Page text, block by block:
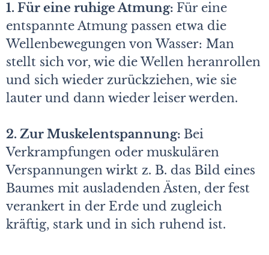
1. Für eine ruhige Atmung: Für eine
entspannte Atmung passen etwa die
Wellenbewegungen von Wasser: Man
stellt sich vor, wie die Wellen heranrollen
und sich wieder zurückziehen, wie sie
lauter und dann wieder leiser werden.
2. Zur Muskelentspannung: Bei
Verkrampfungen oder muskulären
Verspannungen wirkt z. B. das Bild eines
Baumes mit ausladenden Ästen, der fest
verankert in der Erde und zugleich
kräftig, stark und in sich ruhend ist.